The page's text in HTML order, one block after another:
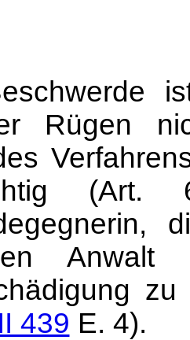
Rügen
(Art.
zu
439 E. 4).